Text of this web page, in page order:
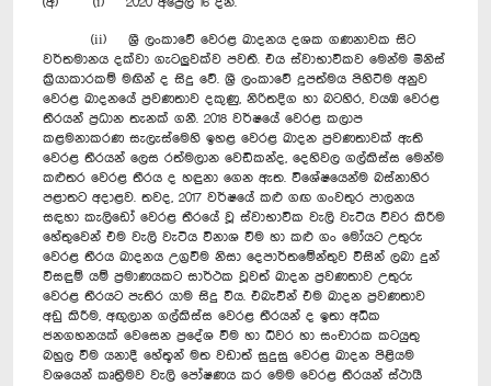
(ii) ශ්‍රී ලංකාවේ වෙරළ ඛාදනය දශක ගණනාවක සිට
වර්තමානය දක්වා ගැටලුවක්ව පවතී. එය ස්වාභාවිකව මෙන්ම මිනිස්
ක්‍රියාකාරකම් මඟින් ද සිදු වේ. ශ්‍රී ලංකාවේ දූපත්මය පිහිටීම අනුව
වෙරළ ඛාදනයේ ප්‍රවණතාව දකුණු, නිරිතදිග හා බටහිර, වයඹ වෙරළ
තීරයන් ප්‍රධාන තැනක් ගනී. 2018 වර්ෂයේ වෙරළ කලාප
කළමනාකරණ සැලැස්මෙහි ඉහළ වෙරළ ඛාදන ප්‍රවණතාවක් ඇති
වෙරළ තීරයන් ලෙස රත්මලාන වෙඩිකන්ද, දෙහිවල ගල්කිස්ස මෙන්ම
කළුතර වෙරළ තීරය ද හඳුනා ගෙන ඇත. විශේෂයෙන්ම බස්නාහිර
පළාතට අදාළව. තවද, 2017 වර්ෂයේ කළු ගඟ ගංවතුර පාලනය
සඳහා කැලිඩෝ වෙරළ තීරයේ වූ ස්වාභාවික වැලි වැටිය විවර කිරීම
හේතුවෙන් එම වැලි වැටිය විනාශ වීම හා කළු ගං මෝයට උතුරු
වෙරළ තීරය ඛාදනය උග්‍රවීම නිසා දෙපාර්තමේන්තුව විසින් ලබා දුන්
විසඳුම් යම් ප්‍රමාණයකට සාර්ථක වූවත් ඛාදන ප්‍රවණතාව උතුරු
වෙරළ තීරයට පැතිර යාම සිදු විය. එබැවින් එම ඛාදන ප්‍රවණතාව
අඩු කිරීම, අඟුලාන ගල්කිස්ස වෙරළ තීරයන් ද ඉතා අධික
ජනගහනයක් වෙසෙන ප්‍රදේශ වීම හා ධීවර හා සංචාරක කටයුතු
බහුල වීම යනාදී හේතූන් මත වඩාත් සුදුසු වෙරළ ඛාදන පිළියම
වශයෙන් කෘත්‍රිමව වැලි පෝෂණය කර මෙම වෙරළ තීරයන් ස්ථායී